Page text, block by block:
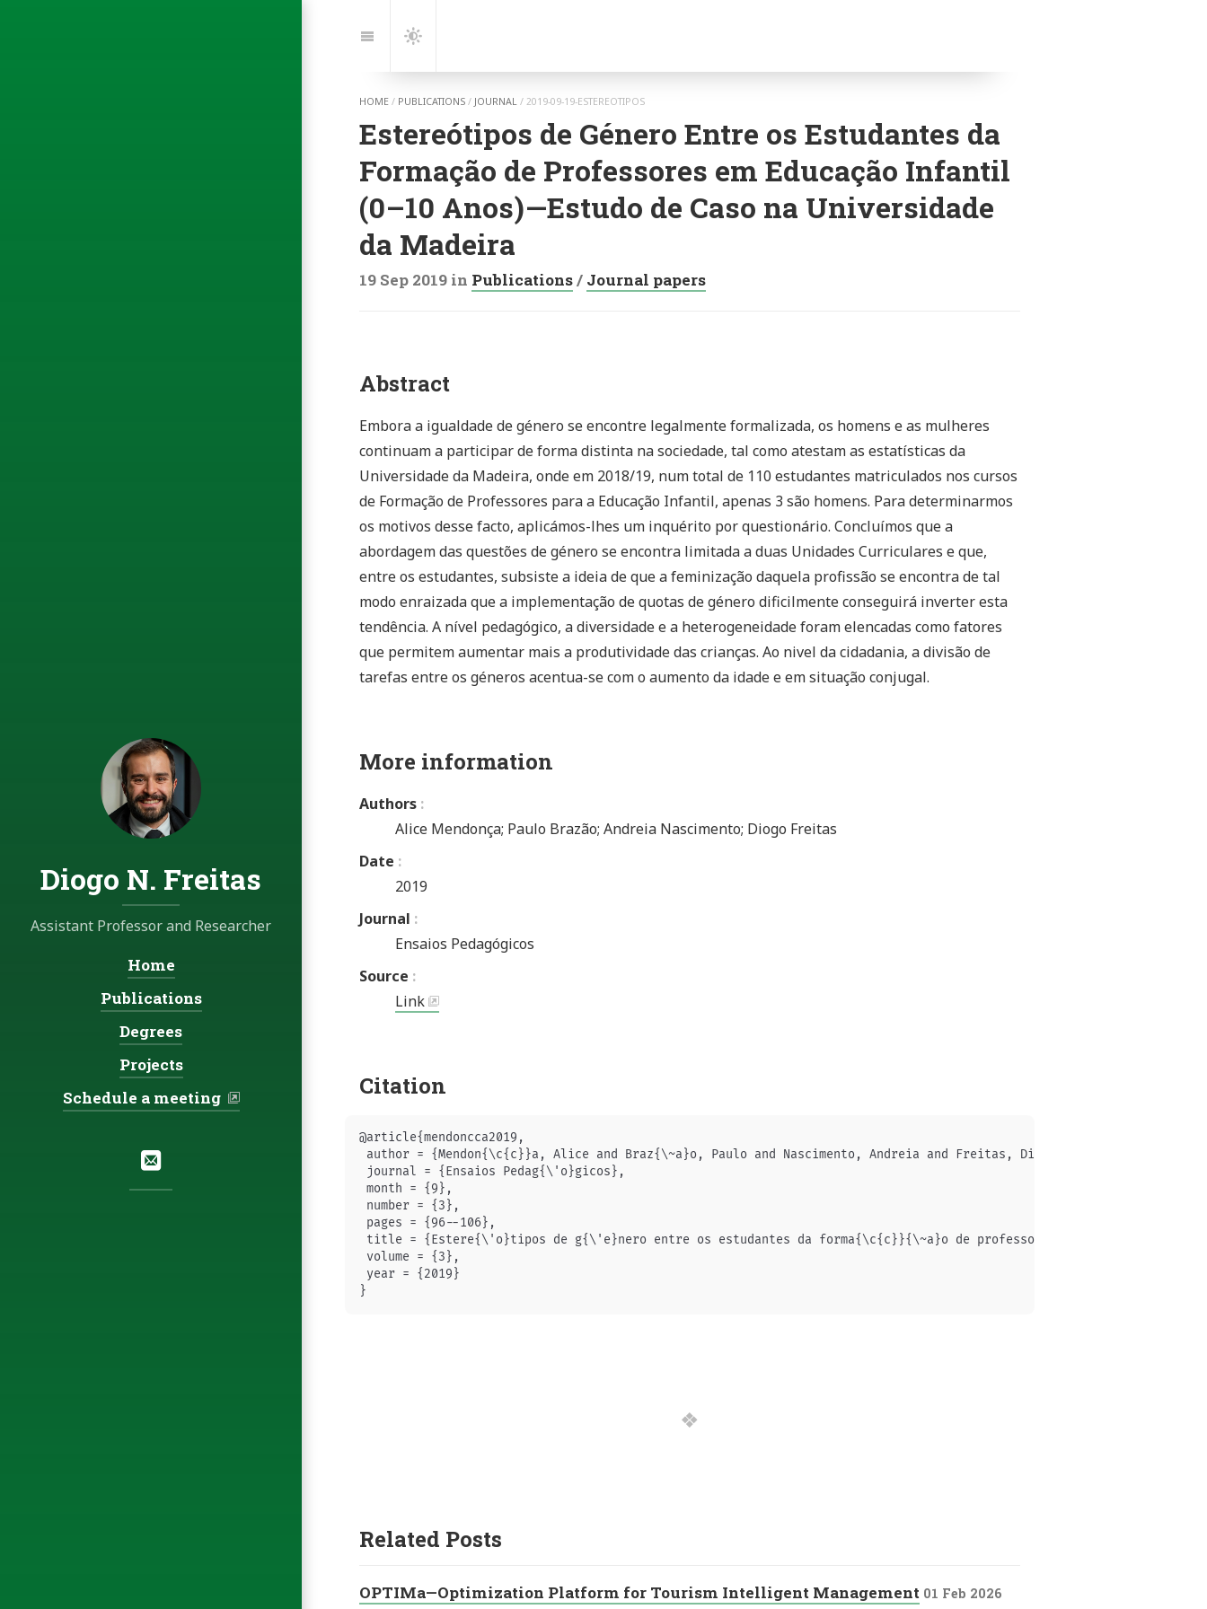
to:
Navigation
Dark
HOME / PUBLICATIONS / JOURNAL / 2019-09-19-ESTEREOTIPOS
Estereótipos de Género Entre os Estudantes da
Formação de Professores em Educação Infantil
(0–10 Anos)—Estudo de Caso na Universidade
da Madeira
19 Sep 2019 in Publications/ Journal papers
Abstract
Embora a igualdade de género se encontre legalmente formalizada, os homens e as mulheres
continuam a participar de forma distinta na sociedade, tal como atestam as estatísticas da
Universidade da Madeira, onde em 2018/19, num total de 110 estudantes matriculados nos cursos
de Formação de Professores para a Educação Infantil, apenas 3 são homens. Para determinarmos
os motivos desse facto, aplicámos-lhes um inquérito por questionário. Concluímos que a
abordagem das questões de género se encontra limitada a duas Unidades Curriculares e que,
entre os estudantes, subsiste a ideia de que a feminização daquela profissão se encontra de tal
modo enraizada que a implementação de quotas de género dificilmente conseguirá inverter esta
tendência. A nível pedagógico, a diversidade e a heterogeneidade foram elencadas como fatores
que permitem aumentar mais a produtividade das crianças. Ao nivel da cidadania, a divisão de
tarefas entre os géneros acentua-se com o aumento da idade e em situação conjugal.
More information
Authors
Alice Mendonça; Paulo Brazão; Andreia Nascimento; Diogo Freitas
Date
2019
Journal
Ensaios Pedagógicos
Source
Link
Citation
@article{mendoncca2019,
author = {Mendon{\c{c}}a, Alice and Braz{\~a}o, Paulo and Nascimento, Andreia and Freitas, Diogo},
journal = {Ensaios Pedag{\'o}gicos},
month = {9},
number = {3},
pages = {96--106},
title = {Estere{\'o}tipos de g{\'e}nero entre os estudantes da forma{\c{c}}{\~a}o de professores em educação infantil
volume = {3},
year = {2019}
Related Posts
OPTIMa—Optimization Platform for Tourism Intelligent Management 01 Feb 2026
Diogo N. Freitas
Assistant Professor and Researcher
Navigation:
Home
Publications
Degrees
Projects
Schedule a meeting
Email